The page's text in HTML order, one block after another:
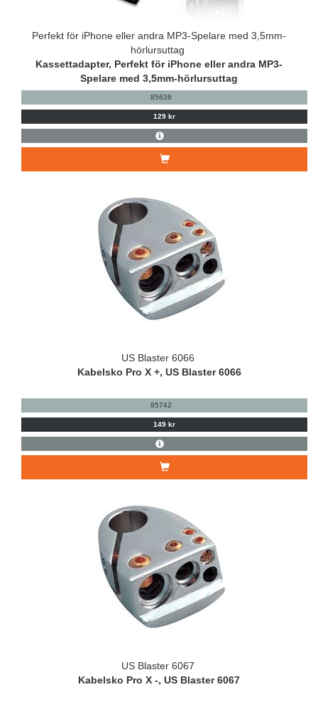
Perfekt för iPhone eller andra MP3-Spelare med 3,5mm-
hörlursuttag
Kassettadapter, Perfekt för iPhone eller andra MP3-
Spelare med 3,5mm-hörlursuttag
85636
129 kr
US Blaster 6066
Kabelsko Pro X +, US Blaster 6066
85742
149 kr
US Blaster 6067
Kabelsko Pro X -, US Blaster 6067